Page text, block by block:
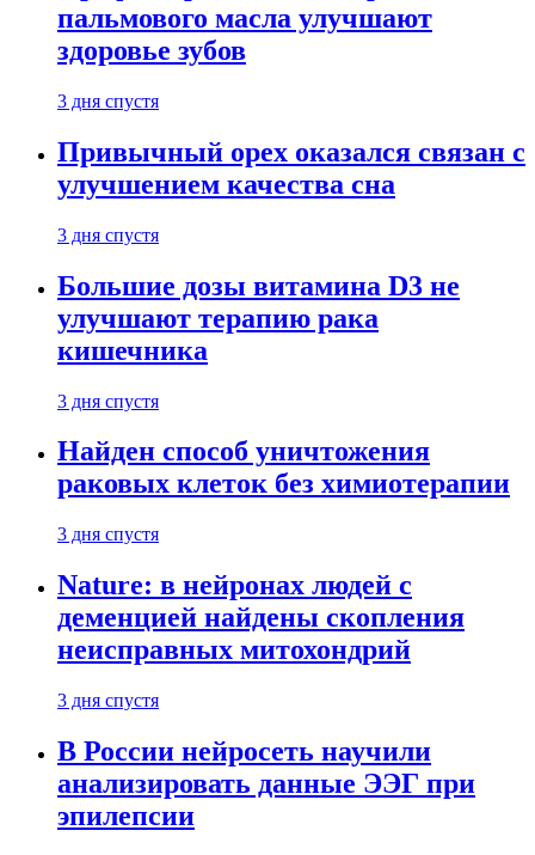
пальмового масла улучшают
здоровье зубов
3 дня спустя
Привычный орех оказался связан с
улучшением качества сна
3 дня спустя
Большие дозы витамина D3 не
улучшают терапию рака
кишечника
3 дня спустя
Найден способ уничтожения
раковых клеток без химиотерапии
3 дня спустя
Nature: в нейронах людей с
деменцией найдены скопления
неисправных митохондрий
3 дня спустя
В России нейросеть научили
анализировать данные ЭЭГ при
эпилепсии